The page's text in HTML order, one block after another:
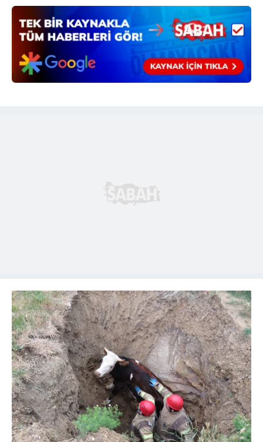
vasıtasıyla belirleyebilirsiniz. Çerezlere ilişkin detaylı bilgi
için Ayarlar butonuna tıklayabilir,
Çerez Bilgilendirme
Metnimiziziyaret edebilirsiniz.
6698 sayılı Kişisel Verilerin Korunması Kanunu uyarınca
hazırlanmış Aydınlatma Metnimizi okumak ve sitemizde